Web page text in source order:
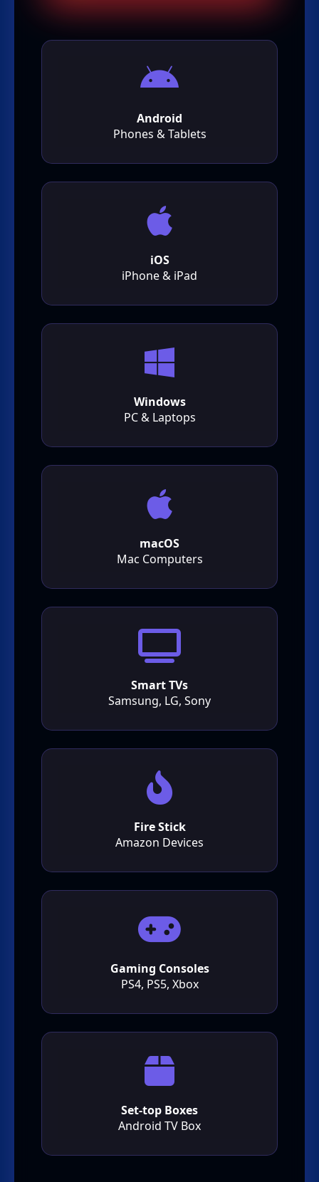
Android
Phones & Tablets
iOS
iPhone & iPad
Windows
PC & Laptops
macOS
Mac Computers
Smart TVs
Samsung, LG, Sony
Fire Stick
Amazon Devices
Gaming Consoles
PS4, PS5, Xbox
Set-top Boxes
Android TV Box